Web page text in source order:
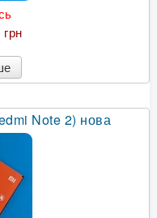
Note 2) нова